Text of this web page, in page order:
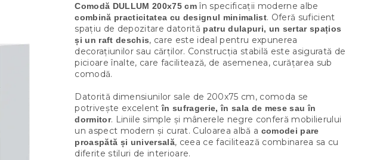
Comodă DULLUM 200x75 cmîn specificații moderne albe
combină practicitatea cu designul minimalist. Oferă suficient
spațiu de depozitare datorită patru dulapuri, un sertar spațios
și un raft deschis, care este ideal pentru expunerea
decorațiunilor sau cărților. Construcția stabilă este asigurată de
picioare înalte, care facilitează, de asemenea, curățarea sub
comodă.
Datorită dimensiunilor sale de 200x75 cm, comoda se
potrivește excelentîn sufragerie, în sala de mese sau în
dormitor. Liniile simple și mânerele negre conferă mobilierului
un aspect modern și curat. Culoarea albă a comodei pare
proaspătă și universală, ceea ce facilitează combinarea sa cu
diferite stiluri de interioare.